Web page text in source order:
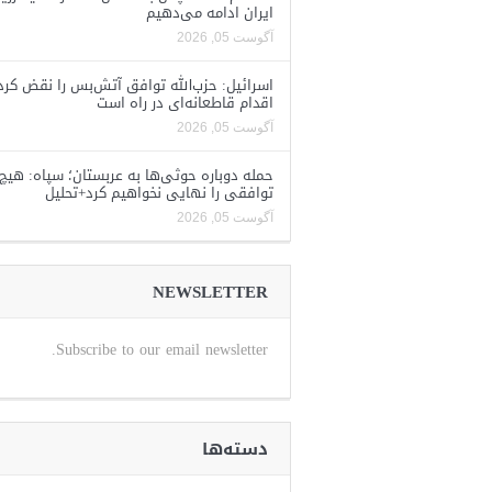
ایران ادامه می‌دهیم
آگوست 05, 2026
اسرائیل: حزب‌الله توافق آتش‌بس را نقض
اقدام قاطعانه‌ای در راه است
آگوست 05, 2026
حمله دوباره حوثی‌ها به عربستان؛ سپاه: هیچ
توافقی را نهایی نخواهیم کرد+تحلیل
آگوست 05, 2026
NEWSLETTER
Subscribe to our email newsletter.
دسته‌ها